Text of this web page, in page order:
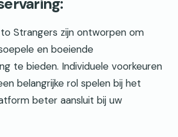
Strangers zijn ontworpen om
en boeiende
te bieden. Individuele voorkeuren
belangrijke rol spelen bij het
beter aansluit bij uw